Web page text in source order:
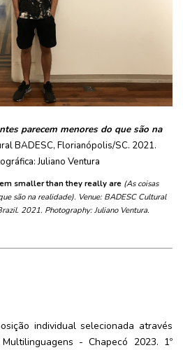
parecem menores do que são na
BADESC, Florianópolis/SC. 2021.
Juliano Ventura
smaller than they really are (As coisas
são na realidade). Venue: BADESC Cultural
2021. Photography: Juliano Ventura.
individual selecionada através
- Chapecó 2023. 1º